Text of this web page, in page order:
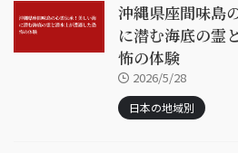
沖縄県座間味島
に潜む海底の霊
怖の体験
2026/5/28
日本の地域別